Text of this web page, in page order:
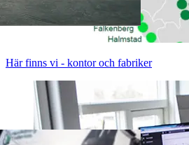
Här finns vi - kontor och fabriker